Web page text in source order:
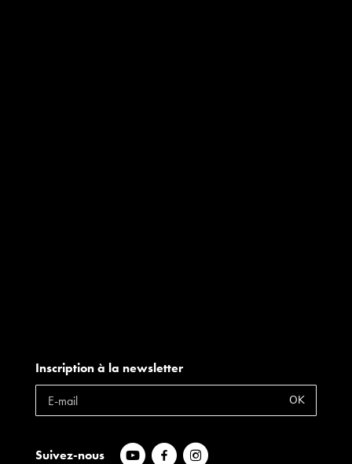
Inscription à la newsletter
OK
Suivez-nous